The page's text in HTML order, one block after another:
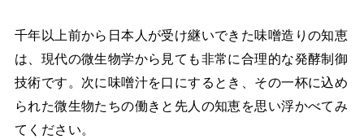
千年以上前から日本人が受け継いできた味噌造りの知恵
は、現代の微生物学から見ても非常に合理的な発酵制御
技術です。次に味噌汁を口にするとき、その一杯に込め
られた微生物たちの働きと先人の知恵を思い浮かべてみ
てください。